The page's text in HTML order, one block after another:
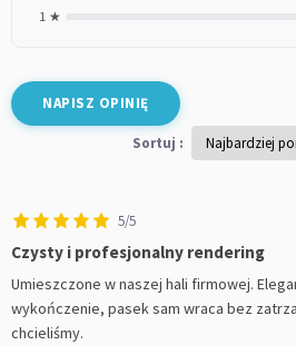
1 ★
NAPISZ OPINIĘ
Sortuj :
5/5
Czysty i profesjonalny rendering
Umieszczone w naszej hali firmowej.
wykończenie, pasek sam wraca bez
chcieliśmy.